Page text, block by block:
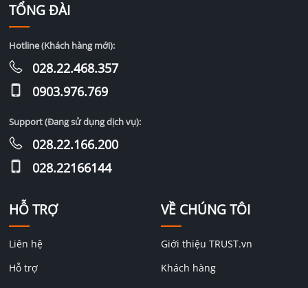
HỖ TRỢ
Liên hệ
Hỗ trợ
VỀ CHÚNG TÔI
Giới thiệu TRUST.vn
Khách hàng
TỔNG ĐÀI
Hotline (Khách hàng mới):
028.22.468.357
0903.976.769
Support (Đang sử dụng dịch vụ):
028.22.166.200
028.22166144